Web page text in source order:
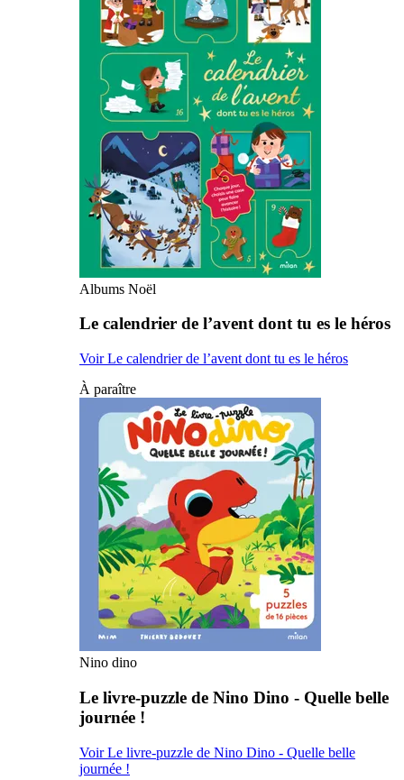
Albums Noël
Le calendrier de l’avent dont tu es le héros
Voir Le calendrier de l’avent dont tu es le héros
À paraître
Nino dino
Le livre-puzzle de Nino Dino - Quelle belle
journée !
Voir Le livre-puzzle de Nino Dino - Quelle belle
journée !